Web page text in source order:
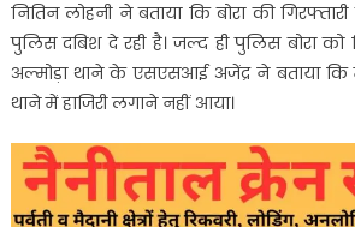
नितिन लोहनी ने बताया कि बोरा की
पुलिस दबिश दे रही है। जल्द ही पुलिस बोरा को
अल्मोड़ा थाने के एसएसआई अजेंद्र ने बताया
थाने में हाजिरी लगाने नहीं आया।